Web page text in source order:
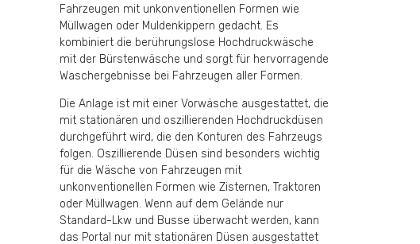
Fahrzeugen mit unkonventionellen Formen wie
Müllwagen oder Muldenkippern gedacht. Es
kombiniert die berührungslose Hochdruckwäsche
mit der Bürstenwäsche und sorgt für hervorragende
Waschergebnisse bei Fahrzeugen aller Formen.
Die Anlage ist mit einer Vorwäsche ausgestattet, die
mit stationären und oszillierenden Hochdruckdüsen
durchgeführt wird, die den Konturen des Fahrzeugs
folgen. Oszillierende Düsen sind besonders wichtig
für die Wäsche von Fahrzeugen mit
unkonventionellen Formen wie Zisternen, Traktoren
oder Müllwagen. Wenn auf dem Gelände nur
Standard-Lkw und Busse überwacht werden, kann
das Portal nur mit stationären Düsen ausgestattet